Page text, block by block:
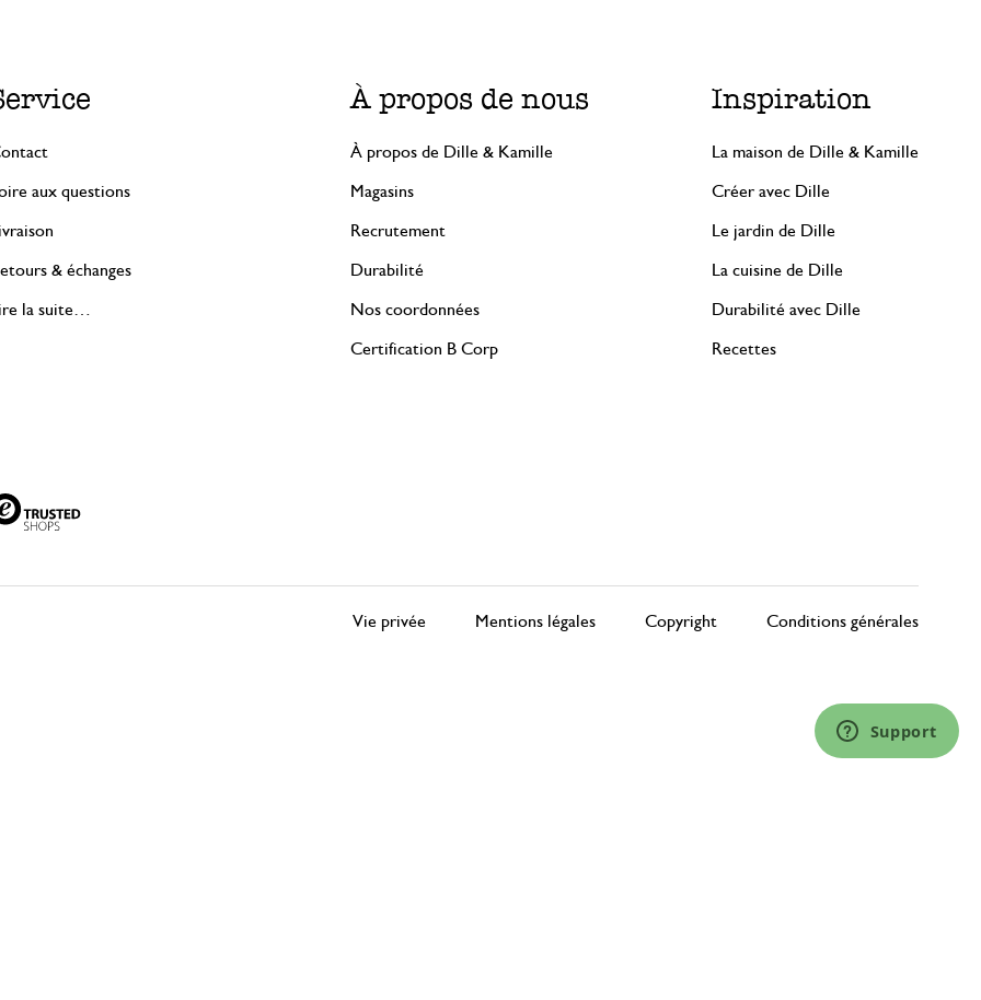
aux questions
& échanges
la suite…
À propos de nous
À propos de Dille & Kamille
Magasins
Recrutement
Durabilité
Nos coordonnées
Certification B Corp
Inspiration
La maison de Dille & Kamille
Créer avec Dille
Le jardin de Dille
La cuisine de Dille
Durabilité avec Dille
Recettes
Vie privée Mentions légales Copyright Conditions générales
Support